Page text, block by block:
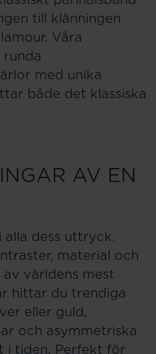
till klänningen
Våra
med unika
både det klassiska
AV EN
alla dess uttryck.
material och
världens mest
hittar du trendiga
eller guld,
och asymmetriska
i tiden. Perfekt för